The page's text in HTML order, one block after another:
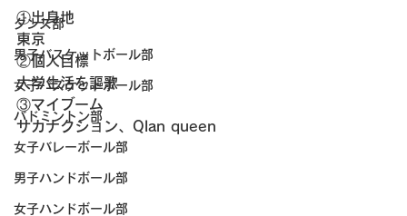
ダンス部
男子バスケットボール部
女子バスケットボール部
バドミントン部
女子バレーボール部
男子ハンドボール部
女子ハンドボール部
①出身地
東京
②個人目標
大学生活を謳歌
③マイブーム
サカナクション、Qlan queen